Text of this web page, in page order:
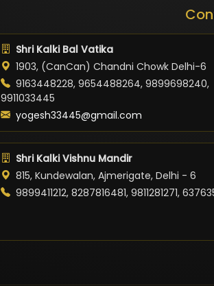
Shri Kalki Bal Vatika
1903, (CanCan) Chandni Chowk Delhi-6
9163448228, 9654488264, 9899698240,
9911033445
yogesh33445@gmail.com
Shri Kalki Vishnu Mandir
815, Kundewalan, Ajmerigate, Delhi - 6
9899411212, 8287816481, 9811281271,